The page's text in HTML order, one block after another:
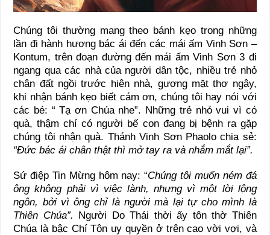
Chúng tôi thường mang theo bánh kẹo trong những
lần đi hành hương bác ái đến các mái ấm Vinh Sơn –
Kontum, trên đoạn đường đến mái ấm Vinh Sơn 3 đi
ngang qua các nhà của người dân tộc, nhiều trẻ nhỏ
chân đất ngồi trước hiên nhà, gương mặt thơ ngây,
khi nhận bánh kẹo biết cám ơn, chúng tôi hay nói với
các bé: “ Tạ ơn Chúa nhe”. Những trẻ nhỏ vui vì có
quà, thậm chí có người bế con đang bị bệnh ra gặp
chúng tôi nhận quà. Thánh Vinh Sơn Phaolo chia sẻ:
“Đức bác ái chân thật thì mở tay ra và nhắm mắt lại”.
Sứ điệp Tin Mừng hôm nay: “Chúng tôi muốn ném đá
ông không phải vì việc lành, nhưng vì một lời lộng
ngôn, bởi vì ông chỉ là người mà lại tự cho mình là
Thiên Chúa”. Người Do Thái thời ấy tôn thờ Thiên
Chúa là bậc Chí Tôn uy quyền ở trên cao vời vợi, và